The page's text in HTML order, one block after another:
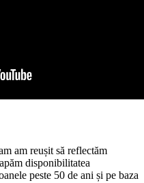
am reușit să reflectăm
disponibilitatea
peste 50 de ani și pe baza